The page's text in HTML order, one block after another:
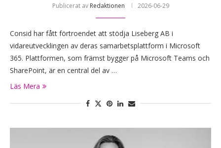
Publicerat av Redaktionen 2026-06-29
Consid har fått förtroendet att stödja Liseberg AB i
vidareutvecklingen av deras samarbetsplattform i Microsoft
365. Plattformen, som främst bygger på Microsoft Teams och
SharePoint, är en central del av …
Läs Mera